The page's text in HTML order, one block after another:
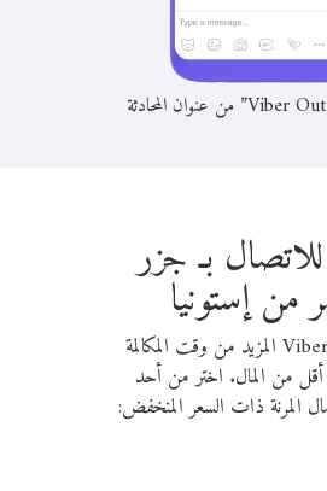
بـ جزر
من إستونيا
يمنحك Viber Out المزيد من وقت المكالمة
أقل من المال. اختر من أحد
المرنة ذات السعر المنخفض: